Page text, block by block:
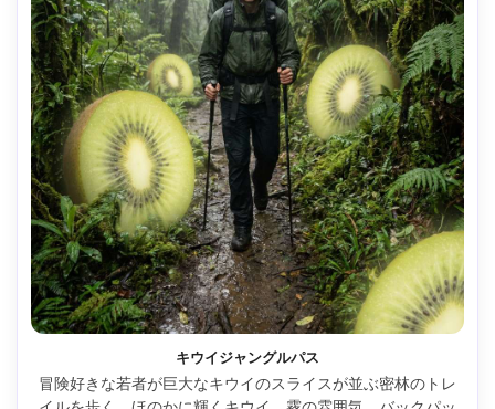
キウイジャングルパス
冒険好きな若者が巨大なキウイのスライスが並ぶ密林のトレ